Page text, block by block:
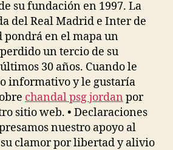
su fundación en 1997. La
del Real Madrid e Inter de
en el mapa un
un tercio de su
30 años. Cuando le
informativo y le gustaría
chandal psg jordan por
sitio web. • Declaraciones
nuestro apoyo al
clamor por libertad y alivio